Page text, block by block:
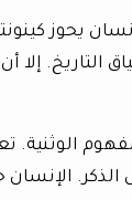
يحوز
إلا
الوثنية.
الإنسان